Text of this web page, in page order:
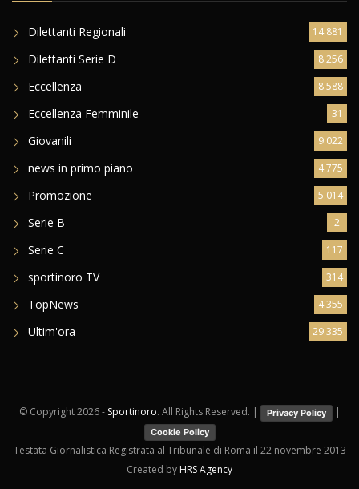
Dilettanti Regionali 14.881
Dilettanti Serie D 8.256
Eccellenza 8.588
Eccellenza Femminile 31
Giovanili 9.022
news in primo piano 4.775
Promozione 5.014
Serie B 2
Serie C 117
sportinoro TV 314
TopNews 4.355
Ultim'ora 29.335
© Copyright2026 - Sportinoro. All Rights Reserved. | Privacy Policy |
Cookie Policy
Testata Giornalistica Registrata al Tribunale di Roma il 22 novembre 2013
Created by HRS Agency